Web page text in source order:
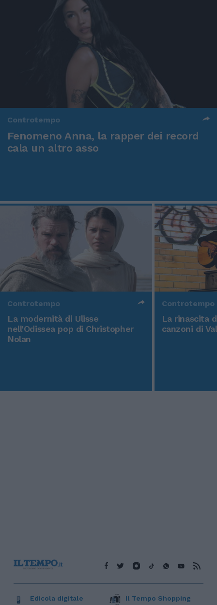
Controtempo
Fenomeno Anna, la rapper dei record
cala un altro asso
Controtempo
La modernità di Ulisse
nell'Odissea pop di Christopher
Nolan
Controtempo
La rinascita
canzoni di
Edicola digitale Il Tempo Shopping